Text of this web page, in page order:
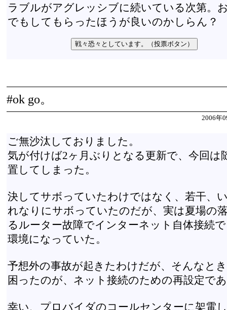
ラブルがアグレッシブに続いている次第。
でもしてもらったほうが良いのかしらん？
#ok go。
2006年
ご無沙汰しておりました。
気が付けば2ヶ月ぶりとなる更新で、今回は
置してしまった。
決してサボっていたわけではなく、若干、
れなりにサボっていたのだが、実は夏場の
るルーター故障でインターネット自体接続
環境になっていた。
予想外の事故が起きたわけだが、そんなと
困ったのが、ネット接続のための再設定で
幸い、プロバイダのコールセンターに架電